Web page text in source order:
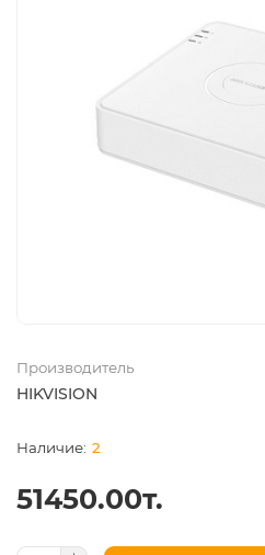
Производитель
HIKVISION
2
51450.00т.